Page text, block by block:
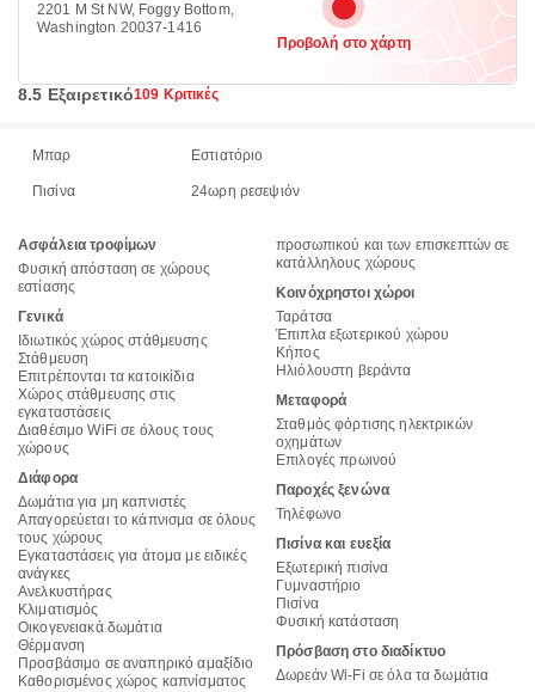
2201 M St NW, Foggy Bottom,
Washington 20037-1416
Προβολή στο χάρτη
8.5 Εξαιρετικό109 Κριτικές
Μπαρ Εστιατόριο
Πισίνα 24ωρη ρεσεψιόν
Ασφάλεια τροφίμων
Φυσική απόσταση σε χώρους
εστίασης
Γενικά
Ιδιωτικός χώρος στάθμευσης
Στάθμευση
Επιτρέπονται τα κατοικίδια
Χώρος στάθμευσης στις
εγκαταστάσεις
Διαθέσιμο WiFi σε όλους τους
χώρους
Διάφορα
Δωμάτια για μη καπνιστές
Απαγορεύεται το κάπνισμα σε όλους
τους χώρους
Εγκαταστάσεις για άτομα με ειδικές
ανάγκες
Ανελκυστήρας
Κλιματισμός
Οικογενειακά δωμάτια
Θέρμανση
Προσβάσιμο σε αναπηρικό αμαξίδιο
Καθορισμένος χώρος καπνίσματος
προσωπικού και των επισκεπτών σε
κατάλληλους χώρους
Κοινόχρηστοι χώροι
Ταράτσα
Έπιπλα εξωτερικού χώρου
Κήπος
Ηλιόλουστη βεράντα
Μεταφορά
Σταθμός φόρτισης ηλεκτρικών
οχημάτων
Επιλογές πρωινού
Παροχές ξενώνα
Τηλέφωνο
Πισίνα και ευεξία
Εξωτερική πισίνα
Γυμναστήριο
Πισίνα
Φυσική κατάσταση
Πρόσβαση στο διαδίκτυο
Δωρεάν Wi-Fi σε όλα τα δωμάτια